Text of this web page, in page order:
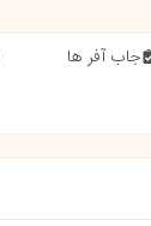
جاب آفر ها